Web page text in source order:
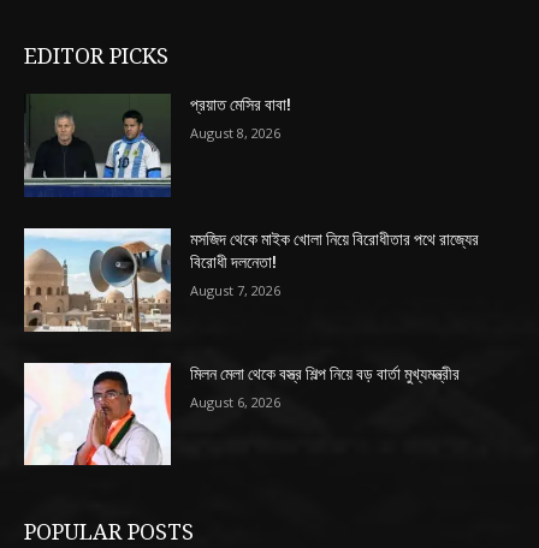
EDITOR PICKS
প্রয়াত মেসির বাবা!
August 8, 2026
মসজিদ থেকে মাইক খোলা নিয়ে বিরোধীতার পথে রাজ্যের
বিরোধী দলনেতা!
August 7, 2026
মিলন মেলা থেকে বস্ত্র শিল্প নিয়ে বড় বার্তা মুখ্যমন্ত্রীর
August 6, 2026
POPULAR POSTS